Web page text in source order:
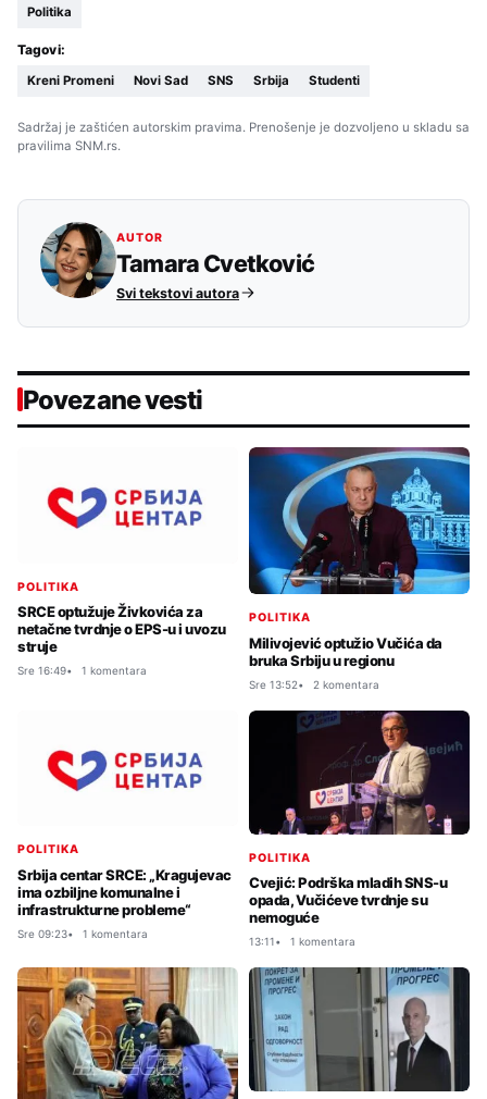
Politika
Tagovi:
Kreni Promeni Novi Sad SNS Srbija Studenti
Sadržaj je zaštićen autorskim pravima. Prenošenje je dozvoljeno u skladu sa
pravilima SNM.rs.
AUTOR
Tamara Cvetković
Svi tekstovi autora
Povezane vesti
POLITIKA
SRCE optužuje Živkovića za
netačne tvrdnje o EPS-u i uvozu
struje
Sre 16:49 1 komentara
POLITIKA
Milivojević optužio Vučića da
bruka Srbiju u regionu
Sre 13:52 2 komentara
POLITIKA
Srbija centar SRCE: „Kragujevac
ima ozbiljne komunalne i
infrastrukturne probleme“
Sre 09:23 1 komentara
POLITIKA
Cvejić: Podrška mladih SNS-u
opada, Vučićeve tvrdnje su
nemoguće
13:11 1 komentara